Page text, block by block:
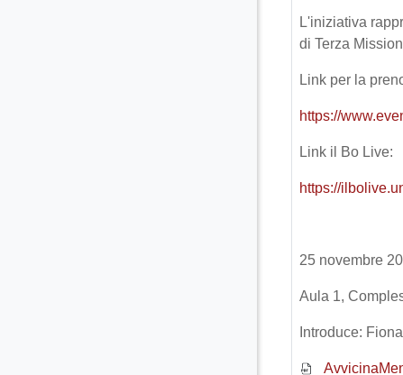
L'iniziativa
di Terza
Link per la
https://
Link il Bo Live:
https://
25 novembre
Aula 1,
Introduce: